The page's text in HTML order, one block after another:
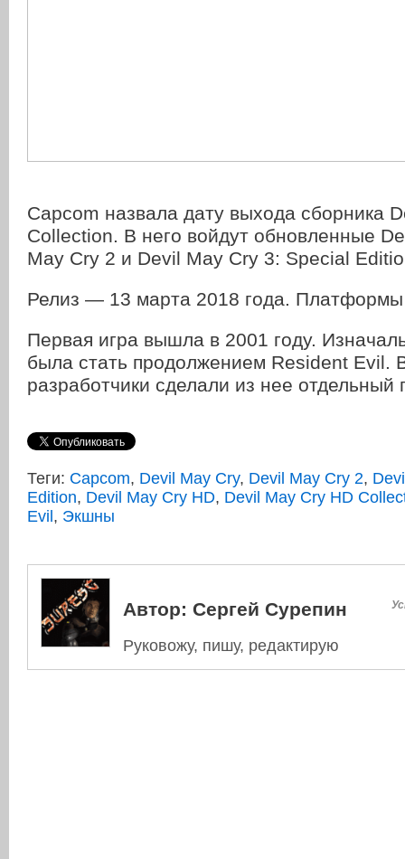
Capcom назвала дату выхода сборника
Collection. В него войдут обновленные
May Cry 2 и Devil May Cry 3: Special
Релиз — 13 марта 2018 года.
Первая игра вышла в 2001 году.
была стать продолжением Resident Evil.
разработчики сделали из нее отдельный
Теги: Capcom, Devil May Cry, Devil May Cry 2,
Edition, Devil May Cry HD, Devil May Cry HD
Evil , Экшны
Автор: Сергей Сурепин
Руковожу, пишу, редактирую